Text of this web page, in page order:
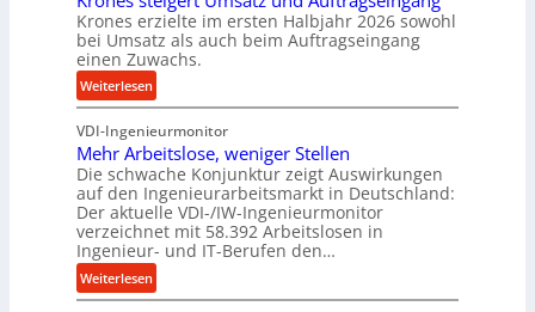
ü
c
k
p
r
o
z
e
s
s
t
r
i
b
u
n
d
H
y
d
r
a
z
i
s
e
u
n
d
l
a
n
g
e
Krones erzielte im ersten Halbjahr 2026 sowohl
bei Umsatz als auch beim Auftragseingang
einen Zuwachs.
Weiterlesen:
K
r
o
n
e
s
s
t
e
VDI-Ingenieurmonitor
Mehr Arbeitslose, weniger Stellen
Die schwache Konjunktur zeigt Auswirkungen
auf den Ingenieurarbeitsmarkt in Deutschland:
Der aktuelle VDI-/IW-Ingenieurmonitor
verzeichnet mit 58.392 Arbeitslosen in
Ingenieur- und IT-Berufen den…
Weiterlesen:
M